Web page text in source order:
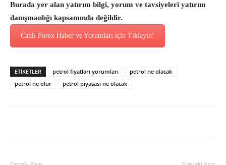
Burada yer alan yatırım bilgi, yorum ve tavsiyeleri yatırım
danışmanlığı kapsamında değildir.
Canlı Forex Haber ve Yorumları için Tıklayın!
ETİKETLER petrol fiyatları yorumları
petrol ne olacak
petrol ne olur
petrol piyasası ne olacak